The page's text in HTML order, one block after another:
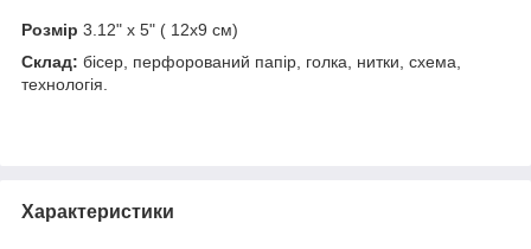
Розмір 3.12" x 5" ( 12х9 см)
Склад: бісер, перфорований папір, голка, нитки, схема,
технологія.
Характеристики